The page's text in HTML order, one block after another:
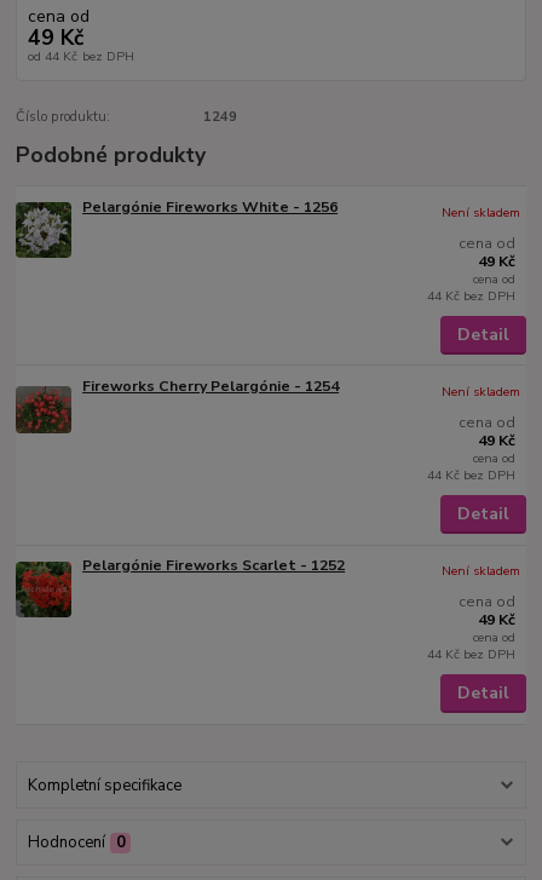
cena od
49 Kč
od 44 Kč bez DPH
Číslo produktu: 1249
Podobné produkty
Pelargónie Fireworks White - 1256
cena od
49 Kč
cena od
44 Kč bez DPH
Není skladem
Detail
Fireworks Cherry Pelargónie - 1254
cena od
49 Kč
cena od
44 Kč bez DPH
Není skladem
Detail
Pelargónie Fireworks Scarlet - 1252
cena od
49 Kč
cena od
44 Kč bez DPH
Není skladem
Detail
Kompletní specifikace
Hodnocení 0